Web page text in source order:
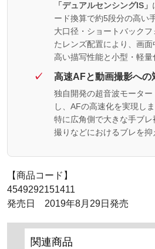
「デュアルセンシングIS」
ード換算で約5段分の高い
大口径・ショートバック
たレンズ配置により、画
高い描写性能と小型・軽量
高速AFと動画撮影への
独自開発の超音波モーター
し、AFの高速化を実現し
特に広角側で大きな手ブ
撮りなどにおけるブレを抑
【商品コード】
4549292151411
発売日 2019年8月29日発売
関連商品